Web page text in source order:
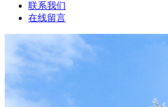
联系我们
在线留言